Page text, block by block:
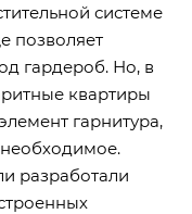
системе
позволяет
гардероб. Но, в
квартиры
гарнитура,
необходимое.
разработали